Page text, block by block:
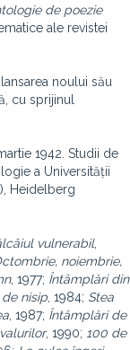
de poezie
ale revistei
noului său
cu sprijinul
1942. Studii de
a Universității
Heidelberg
vulnerabil,
noiembrie,
, 1977; Întâmplări din
de nisip , 1984; Stea
, 1987; Întâmplări de
, 1990; 100 de